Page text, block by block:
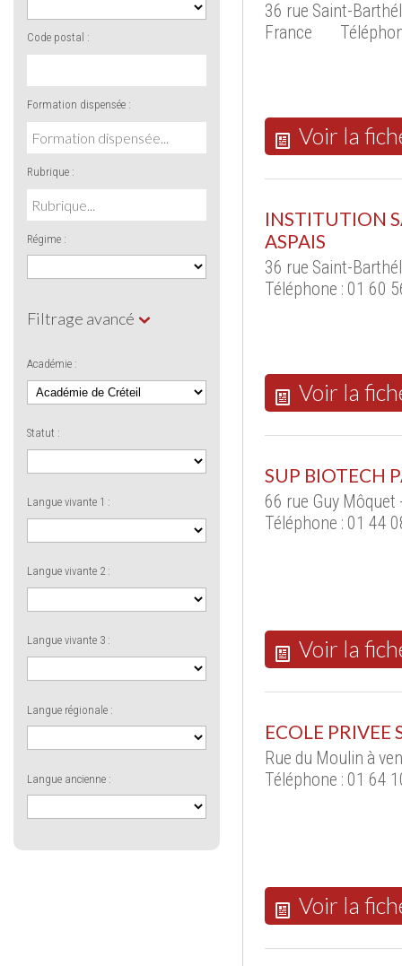
Code postal :
Formation dispensée :
Rubrique :
Régime :
Filtrage avancé
Académie :
Statut :
Langue vivante 1 :
Langue vivante 2 :
Langue vivante 3 :
Langue régionale :
Langue ancienne :
36 rue Saint-
France
Voir la
INSTITUTION
ASPAIS
36 rue Saint-
Téléphone : 01 60
Voir la
SUP BIOTECH
66 rue Guy Môquet
Téléphone : 01 44
Voir la
ECOLE PRIVEE
Rue du Moulin à
Téléphone : 01 64
Voir la